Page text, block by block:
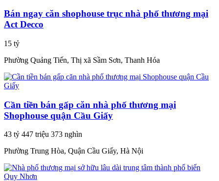
Bán ngay căn shophouse trục nhà phố thương mại
Act Decco
15 tỷ
Phường Quảng Tiến, Thị xã Sầm Sơn, Thanh Hóa
Cần tiền bán gấp căn nhà phố thương mại
Shophouse quận Cầu Giấy
43 tỷ 447 triệu 373 nghìn
Phường Trung Hòa, Quận Cầu Giấy, Hà Nội